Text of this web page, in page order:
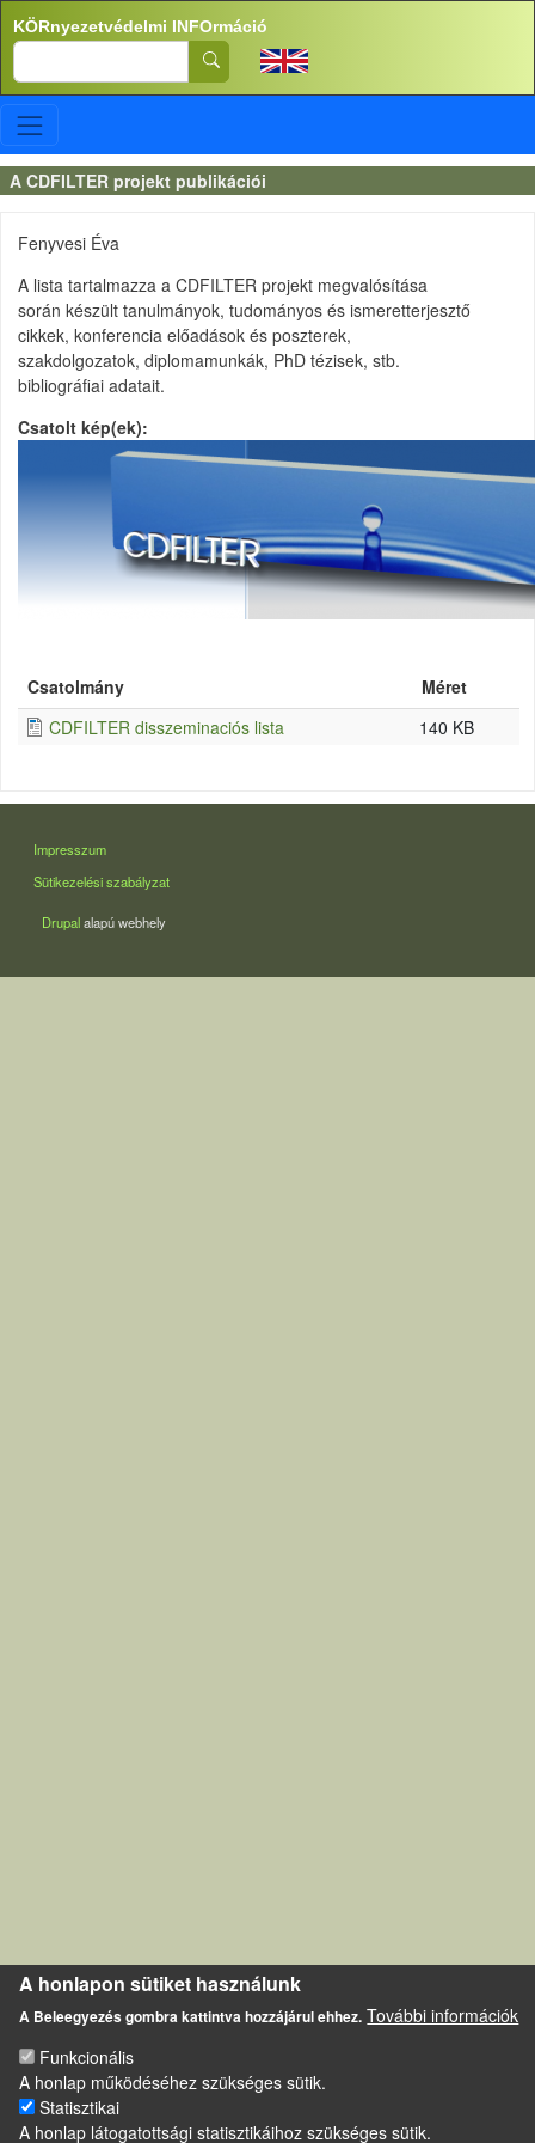
Ugrás a tartalomra
KÖRnyezetvédelmi INFOrmáció
Search
A CDFILTER projekt publikációi
Fenyvesi Éva
A lista tartalmazza a CDFILTER projekt megvalósítása
során készült tanulmányok, tudományos és ismeretterjesztő
cikkek, konferencia előadások és poszterek,
szakdolgozatok, diplomamunkák, PhD tézisek, stb.
bibliográfiai adatait.
Csatolt kép(ek)
Csatolmány
Méret
CDFILTER disszeminaciós lista
140 KB
LÁBLÉC
Impresszum
Sütikezelési szabályzat
Drupalalapú webhely
A honlapon sütiket használunk
A Beleegyezés gombra kattintva hozzájárul ehhez. További információk
Funkcionális
A honlap működéséhez szükséges sütik.
Statisztikai
A honlap látogatottsági statisztikáihoz szükséges sütik.